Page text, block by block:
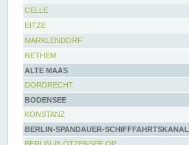
CELLE
EITZE
MARKLENDORF
RETHEM
ALTE MAAS
DORDRECHT
BODENSEE
KONSTANZ
BERLIN-SPANDAUER-SCHIFFFAHRTSKANAL